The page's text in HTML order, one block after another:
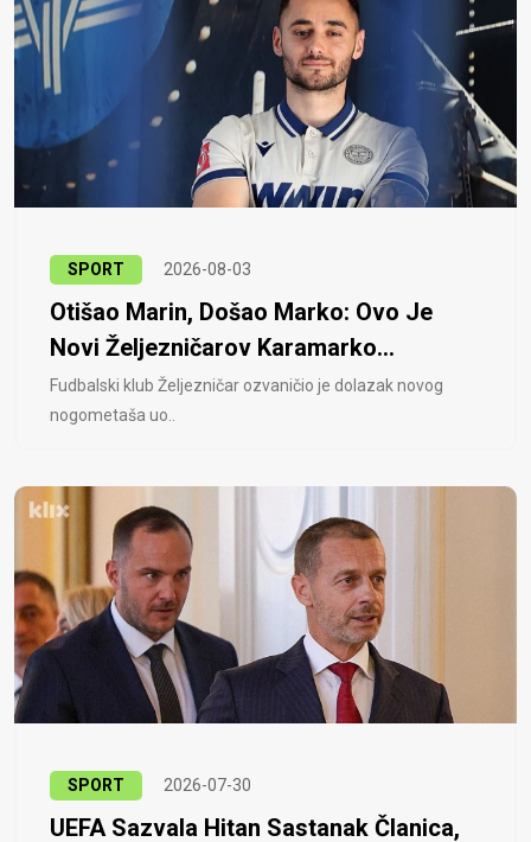
SPORT 2026-08-03
Otišao Marin, Došao Marko: Ovo Je
Novi Željezničarov Karamarko...
Fudbalski klub Željezničar ozvaničio je dolazak novog
nogometaša uo..
SPORT 2026-07-30
UEFA Sazvala Hitan Sastanak Članica,